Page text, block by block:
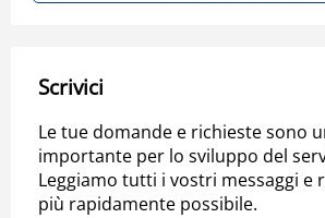
Scrivici
Le tue domande e richieste sono
importante per lo sviluppo del
Leggiamo tutti i vostri messaggi e
più rapidamente possibile.